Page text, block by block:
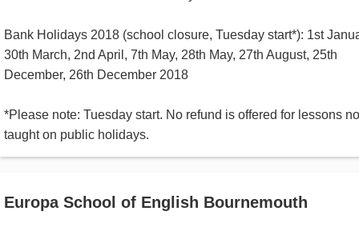
Bank Holidays 2018 (school closure, Tuesday start*): 1st
30th March, 2nd April, 7th May, 28th May, 27th August, 25th
December, 26th December 2018
*Please note: Tuesday start. No refund is offered for lessons
taught on public holidays.
Europa School of English Bournemouth